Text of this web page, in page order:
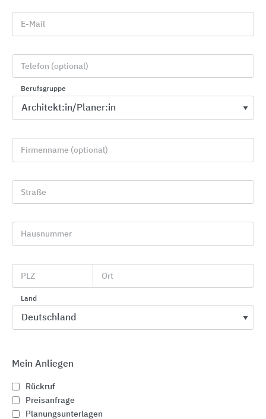
Schranken
Heras
E-Mail
Telefon (optional)
Berufsgruppe
Firmenname (optional)
Straße
Hausnummer
PLZ Ort
Land
Mein Anliegen
Rückruf
Preisanfrage
Planungsunterlagen